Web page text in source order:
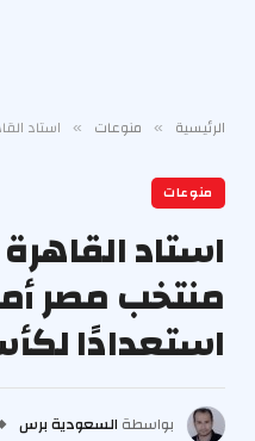
الرئيسية » منوعات » استاد
منوعات
استاد
منتخب مصر
استعدادًا
بواسطة السعودية برس